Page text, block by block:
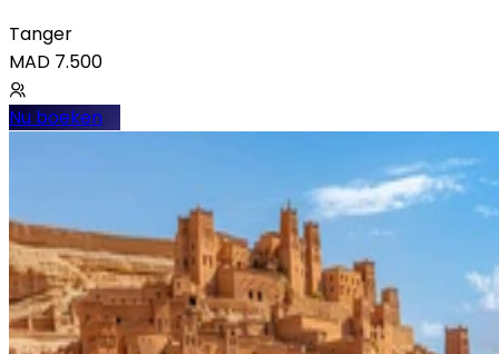
Tanger
MAD 7.500
Nu boeken